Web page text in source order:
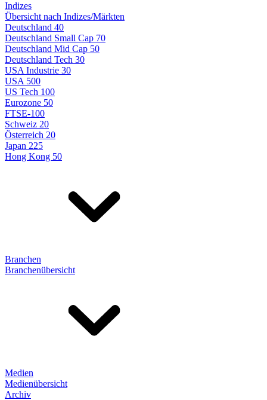
Indizes
Übersicht nach Indizes/Märkten
Deutschland 40
Deutschland Small Cap 70
Deutschland Mid Cap 50
Deutschland Tech 30
USA Industrie 30
USA 500
US Tech 100
Eurozone 50
FTSE-100
Schweiz 20
Österreich 20
Japan 225
Hong Kong 50
Branchen
Branchenübersicht
Medien
Medienübersicht
Archiv